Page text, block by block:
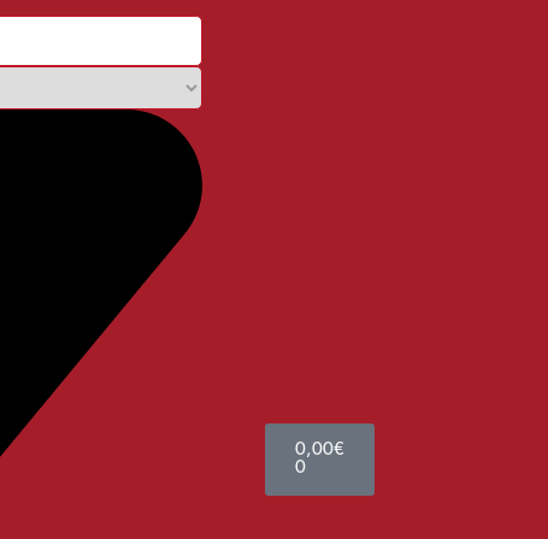
0,00€
0